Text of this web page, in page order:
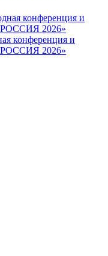
конференция и
2026»